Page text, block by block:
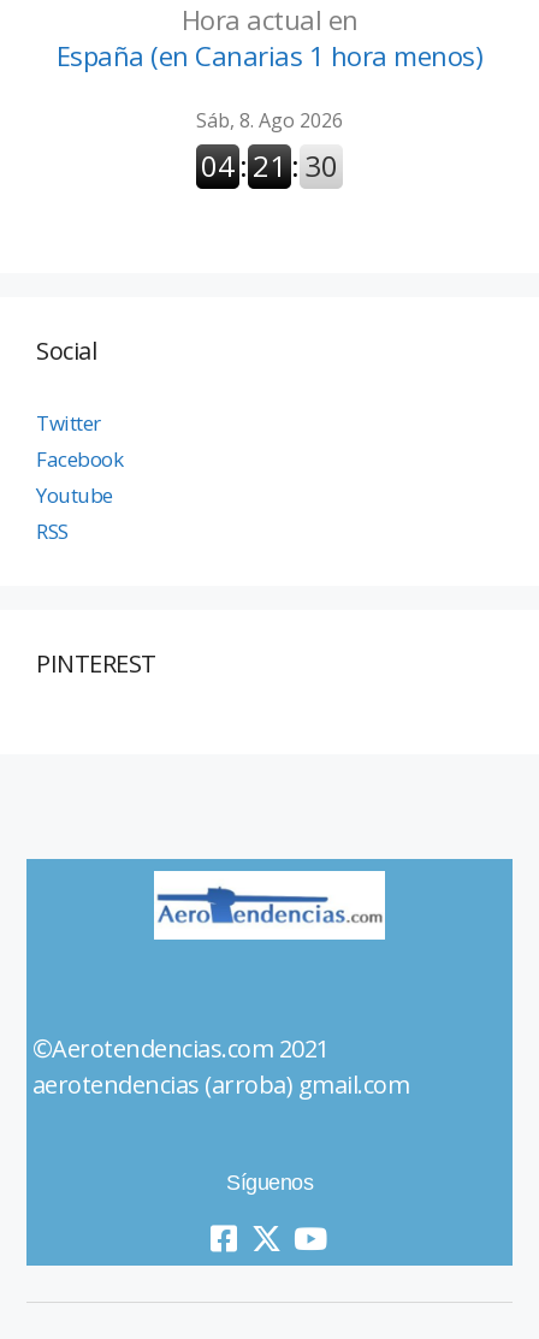
Hora actual en
España (en Canarias 1 hora menos)
Social
Twitter
Facebook
Youtube
RSS
PINTEREST
©Aerotendencias.com 2021
aerotendencias (arroba) gmail.com
Síguenos